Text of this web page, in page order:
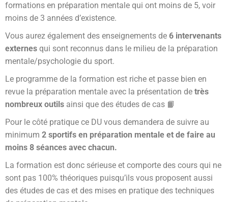
formations en préparation mentale qui ont moins de 5, voir
moins de 3 années d’existence.
Vous aurez également des enseignements de 6 intervenants
externes qui sont reconnus dans le milieu de la préparation
mentale/psychologie du sport.
Le programme de la formation est riche et passe bien en
revue la préparation mentale avec la présentation de très
nombreux outils ainsi que des études de cas 📙
Pour le côté pratique ce DU vous demandera de suivre au
minimum 2 sportifs en préparation mentale et de faire au
moins 8 séances avec chacun.
La formation est donc sérieuse et comporte des cours qui ne
sont pas 100% théoriques puisqu’ils vous proposent aussi
des études de cas et des mises en pratique des techniques